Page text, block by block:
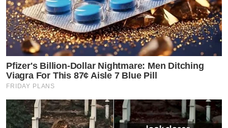
Pfizer's Billion-Dollar Nightmare: Men Ditching
Viagra For This 87¢ Aisle 7 Blue Pill
FRIDAY PLANS